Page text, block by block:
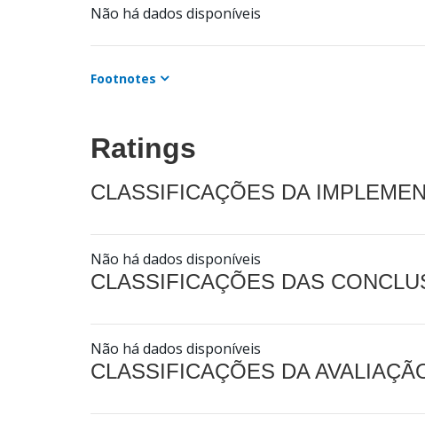
Não há dados disponíveis
Footnotes
Ratings
CLASSIFICAÇÕES DA
Não há dados disponíveis
CLASSIFICAÇÕES DAS
Não há dados disponíveis
CLASSIFICAÇÕES DA